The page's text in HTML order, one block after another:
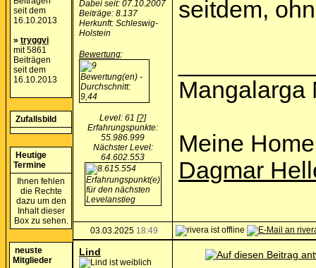
seit dem
16.10.2013
» tryggvi
mit 5861
Beiträgen
seit dem
16.10.2013
Zufallsbild
Heutige
Termine
Ihnen fehlen
die Rechte
dazu um den
Inhalt dieser
Box zu sehen.
neuste
Mitglieder
Dabei seit: 07.10.2007
Beiträge: 8.137
Herkunft: Schleswig-
Holstein
Bewertung:
Level: 61 [?]
Erfahrungspunkte:
55.986.999
Nächster Level:
64.602.553
seitdem,
Mangalarga
Meine
Dagmar
03.03.2025 18:49
Lind